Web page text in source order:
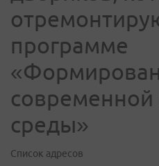
программе
современной
среды»
Список адресов